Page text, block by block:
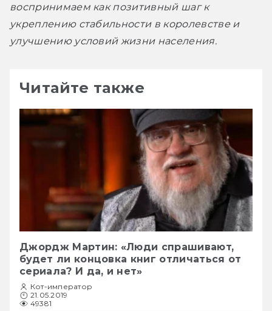
воспринимаем как позитивный шаг к
укреплению стабильности в королевстве и
улучшению условий жизни населения.
Читайте также
Джордж Мартин: «Люди спрашивают,
будет ли концовка книг отличаться от
сериала? И да, и нет»
Кот-император
21.05.2019
49381